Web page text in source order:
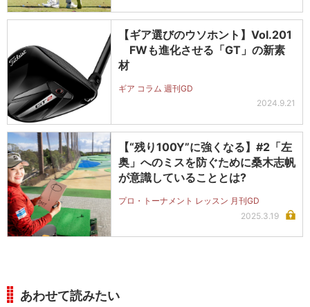
【ギア選びのウソホント】Vol.201
FWも進化させる「GT」の新素
材
ギア コラム 週刊GD
2024.9.21
【“残り100Y”に強くなる】#2「左
奥」へのミスを防ぐために桑木志帆
が意識していることとは?
プロ・トーナメント レッスン 月刊GD
2025.3.19
あわせて読みたい